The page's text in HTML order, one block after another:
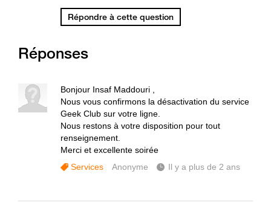
Répondre à cette question
Réponses
Bonjour Insaf Maddouri ,
Nous vous confirmons la désactivation du service
Geek Club sur votre ligne.
Nous restons à votre disposition pour tout
renseignement.
Merci et excellente soirée
Services
Anonyme Il y a plus de 2 ans